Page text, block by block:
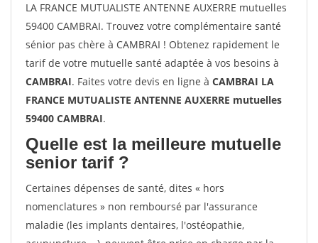
LA FRANCE MUTUALISTE ANTENNE AUXERRE mutuelles
59400 CAMBRAI. Trouvez votre complémentaire santé
sénior pas chère à CAMBRAI ! Obtenez rapidement le
tarif de votre mutuelle santé adaptée à vos besoins à
CAMBRAI. Faites votre devis en ligne à CAMBRAI LA
FRANCE MUTUALISTE ANTENNE AUXERRE mutuelles
59400 CAMBRAI.
Quelle est la meilleure mutuelle
senior tarif ?
Certaines dépenses de santé, dites « hors
nomenclatures » non remboursé par l'assurance
maladie (les implants dentaires, l'ostéopathie,